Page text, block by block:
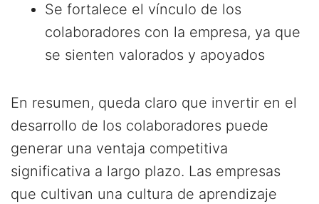
Se fortalece el vínculo de los
colaboradores con la empresa, ya que
se sienten valorados y apoyados
En resumen, queda claro que invertir en el
desarrollo de los colaboradores puede
generar una ventaja competitiva
significativa a largo plazo. Las empresas
que cultivan una cultura de aprendizaje